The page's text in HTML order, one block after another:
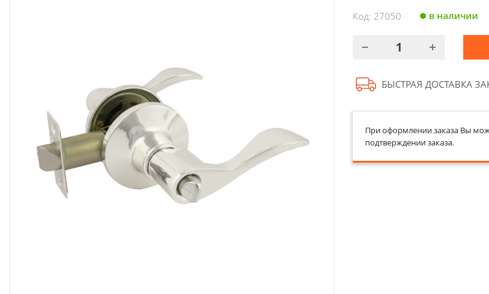
Хозтовары 69
Электроды и проволока
68
Хиты продаж
Код: 27050 в наличии
БЫСТРАЯ ДОСТАВКА
При оформлении заказа Вы
подтверждении заказа.